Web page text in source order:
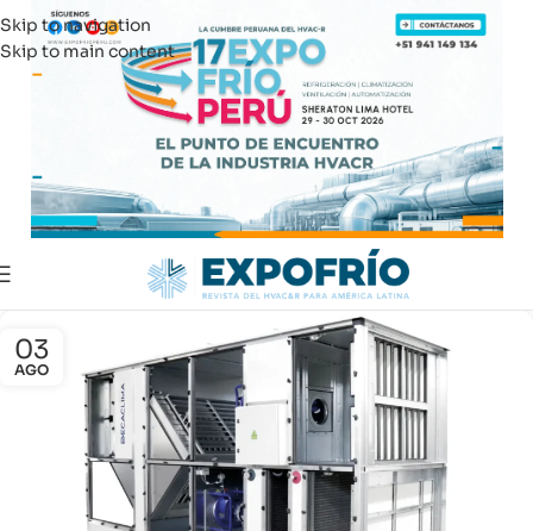
Skip to navigation
Skip to main content
03
AGO